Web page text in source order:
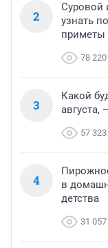
2
Суровой
узнать
приметы
78 220
3
Какой
57 323
4
в
детства
31 057